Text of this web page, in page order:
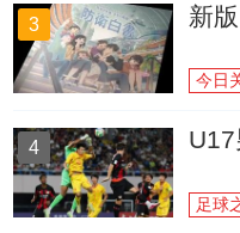
3 新
今日
4
足球